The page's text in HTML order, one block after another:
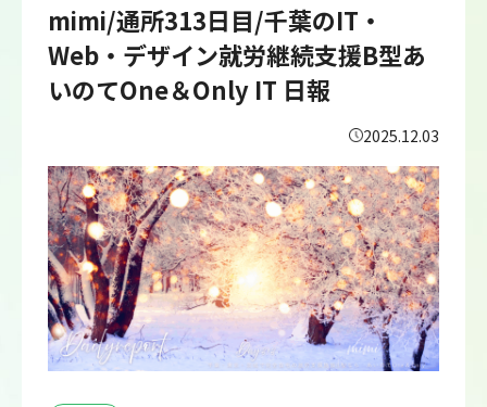
mimi/通所313日目/千葉のIT・
Web・デザイン就労継続支援B型あ
いのてOne＆Only IT 日報
2025.12.03